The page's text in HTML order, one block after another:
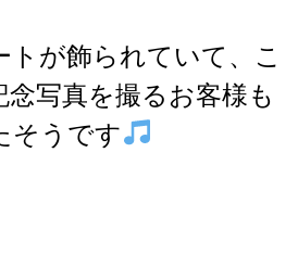
が飾られていて、こ
写真を撮るお客様も
そうです